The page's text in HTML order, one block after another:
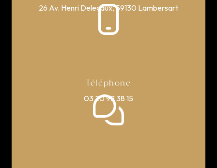
26 Av. Henri Delecaux, 59130 Lambersart
Téléphone
03 20 92 38 15